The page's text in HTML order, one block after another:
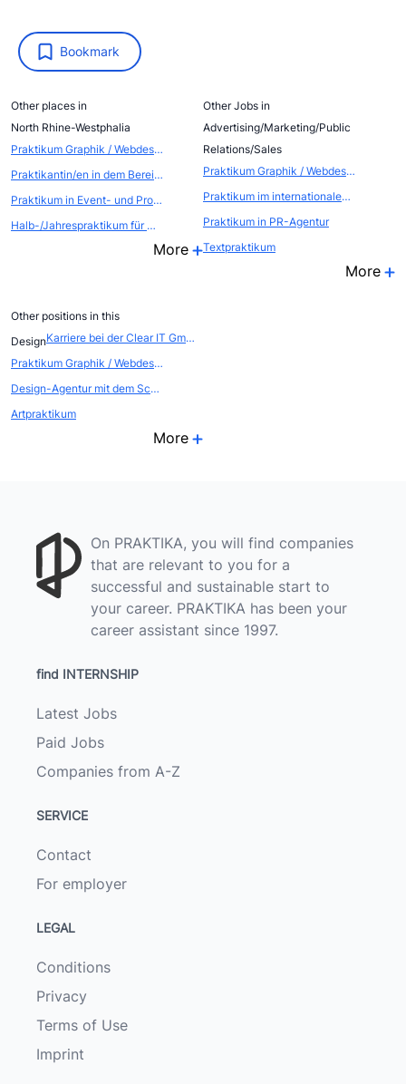
Bookmark
Other places in
North Rhine-Westphalia
Praktikum Graphik / Webdesign
Praktikantin/en in dem Bereich Web-Seiten-Gestaltung / Internet-Produktion
Praktikum in Event- und Promotionagentur
Halb-/Jahrespraktikum für Werbung und Direktmarketing
More
Other Jobs in
Advertising/Marketing/Public
Relations/Sales
Praktikum Graphik / Webdesign
Praktikum im internationalen EVENTBEREICH (Atout France, die franz&ouml;sische Zentrale f&uuml;r Tourismus, Abteilung FRANCE CONVENTION BUREAU
Praktikum in PR-Agentur
Textpraktikum
More
Other positions in this
Design
Karriere bei der Clear IT GmbH
Praktikum Graphik / Webdesign
Design-Agentur mit dem Schwerpunkt Innenarchitektur bietet Praktikum
Artpraktikum
More
On PRAKTIKA, you will find companies
that are relevant to you for a
successful and sustainable start to
your career. PRAKTIKA has been your
career assistant since 1997.
find INTERNSHIP
Latest Jobs
Paid Jobs
Companies from A-Z
SERVICE
Contact
For employer
LEGAL
Conditions
Privacy
Terms of Use
Imprint